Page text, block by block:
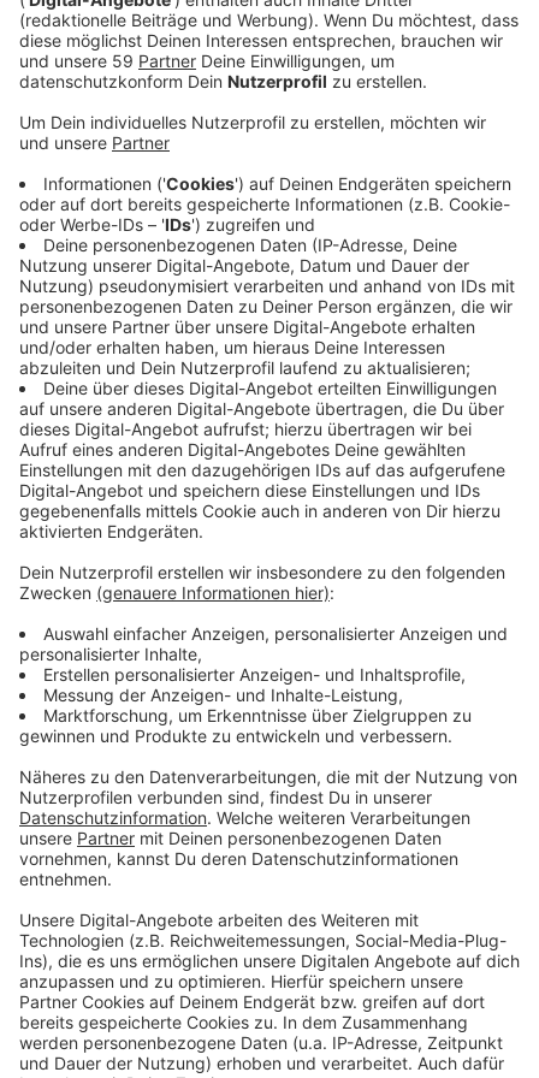
Veröffentlicht:Dienstag, 19.10.2021 06:46
Anzeige
Derzeit kostet in Neuss beispielsweise das
Schnitt 1,75 Euro pro Liter - beiDieselsind es 1,58
Euro (Stand: 19.10. um 06:54 Uhr). Der Rohölpreis ist
seit letztem Jahr stark gestiegen - mittlerweile sei er
sogar höher als vor dem ersten Lockdown im
vergangenen Jahr, sagt der ADAC Nordrhein. Weitere
Faktoren für den Preisanstieg beim Sprit seien die
Heizperiode zu Hause und die CO2-Steuer, die es seit
diesem Jahr gibt es. Dadurch würden Autofahrer bis zu
8 Cent pro Liter mehr bezahlen. Dass die Preise noch
weiter steigen, sei durchaus möglich, so der ADAC.
Unter anderem soll der CO2-Preis stufenweise
ansteigen. Alleine dadurch könnten Autofahrer künfti
etwa 15 Cent pro Liter mehr bezahlen müssen. Der
Liter könnte sogar mehr als zwei Euro kosten. Eine
Prognose sei aber schwer, da verschiedene Faktoren
Der ADAC rät, zwischen 18 und 19 Uhr und zwischen
20 und 22 Uhr zu tanken. Dann könnte es im Schnitt bis
zu vier Euro günstiger sein. Als Referenzwert hat der
am teuersten. Trotzdem raten die Auto-Experten, in
Tank-Apps die Sprit-Preise zu prüfen.
Anzeige
Anzeige